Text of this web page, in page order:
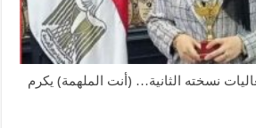
نسخته الثانية… (أنت الملهمة) يكرم